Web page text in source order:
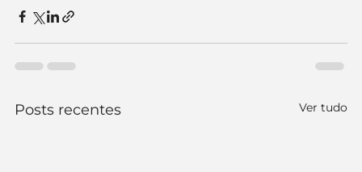
Posts recentes Ver tudo